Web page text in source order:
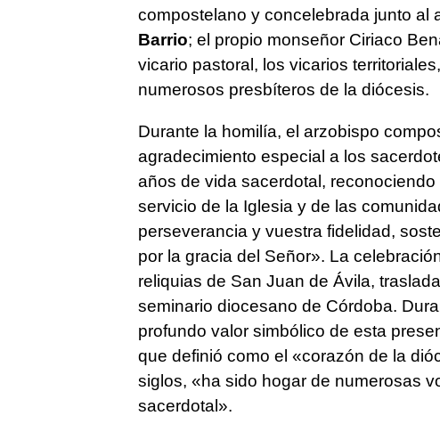
compostelano y concelebrada junto al
Barrio; el propio monseñor Ciriaco
vicario pastoral, los vicarios
numerosos presbíteros de la diócesis.
Durante la homilía, el arzobispo
agradecimiento especial a los
años de vida sacerdotal,
servicio de la Iglesia y de las
perseverancia y vuestra fidelidad,
por la gracia del Señor». La
reliquias de San Juan de Ávila,
seminario diocesano de Córdoba.
profundo valor simbólico de esta
que definió como el «corazón de la
siglos, «ha sido hogar de numerosas
sacerdotal».